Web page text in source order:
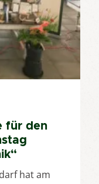
für den
hat am